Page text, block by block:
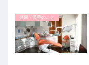
健康・美容のこと